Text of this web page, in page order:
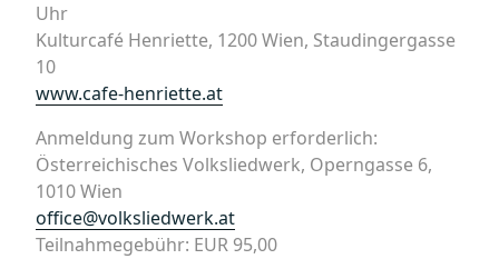
Uhr
Kulturcafé Henriette, 1200 Wien, Staudingergasse
10
www.cafe-henriette.at
Anmeldung zum Workshop erforderlich:
Österreichisches Volksliedwerk, Operngasse 6,
1010 Wien
office@volksliedwerk.at
Teilnahmegebühr: EUR 95,00